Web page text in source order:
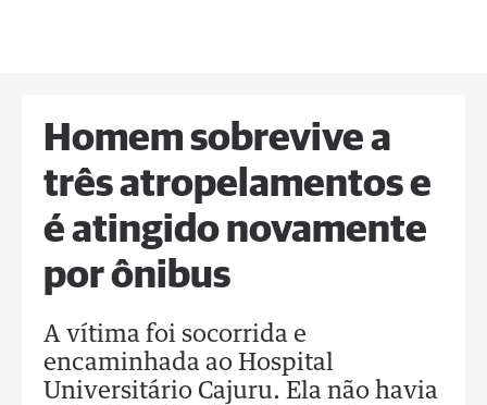
Homem sobrevive a
três atropelamentos e
é atingido novamente
por ônibus
A vítima foi socorrida e
encaminhada ao Hospital
Universitário Cajuru. Ela não havia